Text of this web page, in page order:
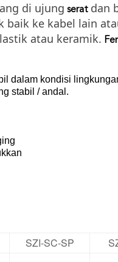
di ujung serat dan
baik ke kabel lain
atau keramik.
dalam kondisi
stabil / andal.
SZI-SC-SP